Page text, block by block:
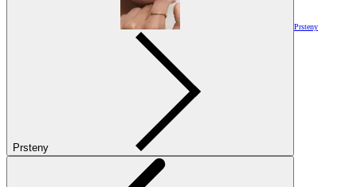
Prsteny
Prsteny